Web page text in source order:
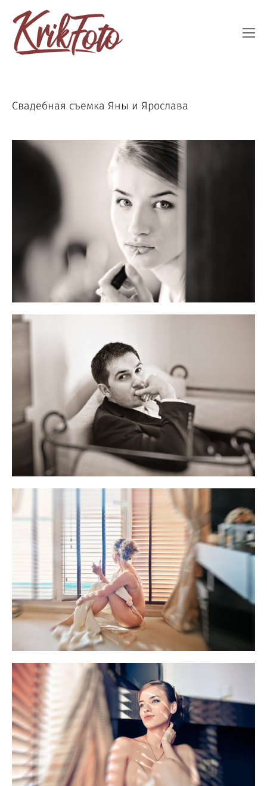
Свадебная съемка Яны и Ярослава